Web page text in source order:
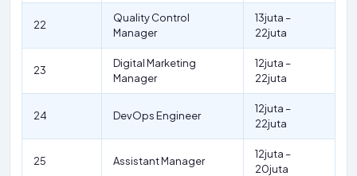
22
Quality Control
Manager
13juta –
22juta
23
Digital Marketing
Manager
12juta –
22juta
24 DevOps Engineer
12juta –
22juta
25 Assistant Manager
12juta –
20juta